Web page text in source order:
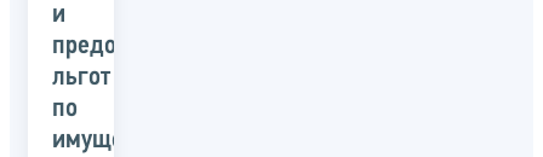
и
предоставления
льгот
по
имущественным